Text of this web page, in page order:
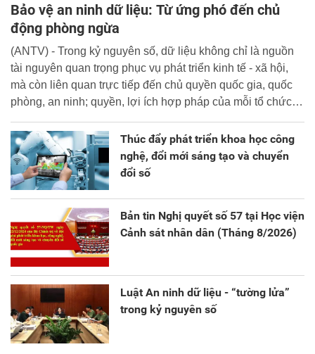
Bảo vệ an ninh dữ liệu: Từ ứng phó đến chủ
động phòng ngừa
(ANTV) - Trong kỷ nguyên số, dữ liệu không chỉ là nguồn
tài nguyên quan trọng phục vụ phát triển kinh tế - xã hội,
mà còn liên quan trực tiếp đến chủ quyền quốc gia, quốc
phòng, an ninh; quyền, lợi ích hợp pháp của mỗi tổ chức,
Thúc đẩy phát triển khoa học công
nghệ, đổi mới sáng tạo và chuyển
đổi số
Bản tin Nghị quyết số 57 tại Học viện
Cảnh sát nhân dân (Tháng 8/2026)
Luật An ninh dữ liệu - “tường lửa”
trong kỷ nguyên số